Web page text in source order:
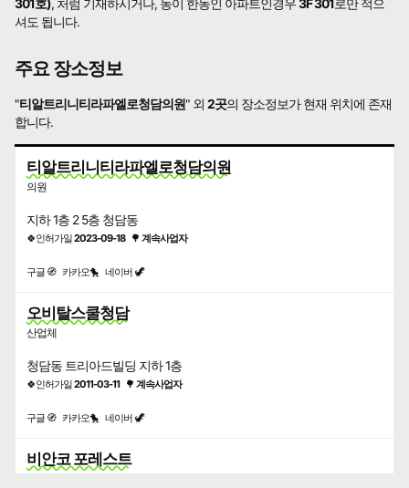
301호), 처럼 기재하시거나, 동이 한동인 아파트인경우3F 301로만 적으
셔도 됩니다.
주요 장소정보
"티알트리니티라파엘로청담의원" 외2곳의 장소정보가 현재 위치에 존재
합니다.
티알트리니티라파엘로청담의원
의원
지하 1층 2 5층 청담동
🍀인허가일2023-09-18 🌳 계속사업자
구글 🧭 카카오🐤 네이버 🦖
오비탈스쿨청담
산업체
청담동 트리아드빌딩 지하 1층
🍀인허가일2011-03-11 🌳 계속사업자
구글 🧭 카카오🐤 네이버 🦖
비안코 포레스트